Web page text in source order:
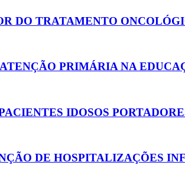
DO TRATAMENTO
PRIMÁRIA NA
IDOSOS
DE HOSPITALIZAÇÕES